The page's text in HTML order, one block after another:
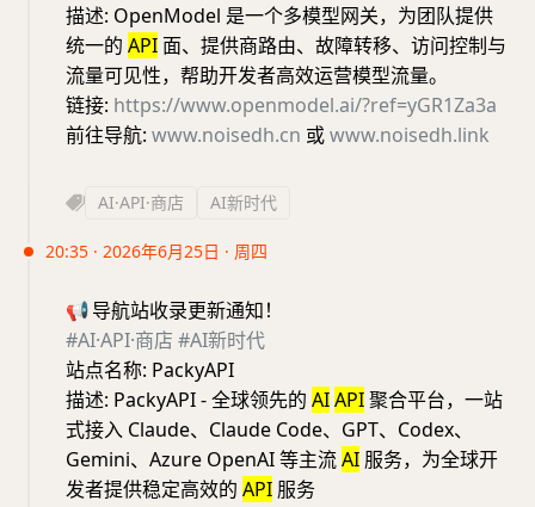
描述: OpenModel 是一个多模型网关，为团队提供
统一的 API 面、提供商路由、故障转移、访问控制与
流量可见性，帮助开发者高效运营模型流量。
链接: https://www.openmodel.ai/?ref=yGR1Za3a
前往导航: www.noisedh.cn 或www.noisedh.link
AI·API·商店 AI新时代
20:35 · 2026年6月25日 · 周四
📢导航站收录更新通知！
#AI·API·商店 #AI新时代
站点名称: PackyAPI
描述: PackyAPI - 全球领先的 AIAPI聚合平台，一站
式接入 Claude、Claude Code、GPT、Codex、
Gemini、Azure OpenAI 等主流AI 服务，为全球开
发者提供稳定高效的 API 服务